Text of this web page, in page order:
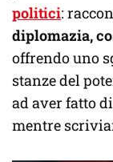
politici:
diplomazia,
offrendo uno
stanze del
ad aver fatto di
mentre